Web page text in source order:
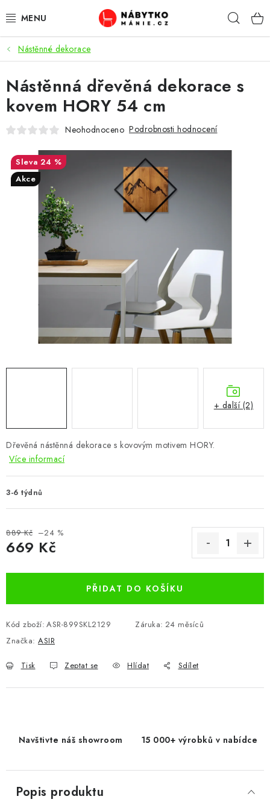
na
OBÝVACÍ POKOJ
KUCHYŇ A JÍDELNA
LOŽNICE
KANCELÁŘ / PRACOVNA
KOUPELNA A WC
PŘEDSÍŇ
CHOVATELSKÉ POTŘEBY
DOPLŇKY A DEKORACE
ZAHRADA
OSTATNÍ
VÝPRODEJ
Vše o nákupu
Nástěnné dekorace
Dřevěná nástěnná dekorace s kovovým motivem HORY.
Více informací
3-6 týdnů
889 Kč –24 %
669 Kč
PŘIDAT DO KOŠÍKU
Kód zboží: ASR-899SKL2129 Záruka: 24 měsíců
Značka: ASIR
Tisk Zeptat se Hlídat Sdílet
Nástěnná dřevěná dekorace s
kovem HORY 54 cm
Neohodnoceno Podrobnosti hodnocení
24 %
Akce
+ další (2)
Navštivte náš showroom 15 000+ výrobků v nabídce
Popis produktu